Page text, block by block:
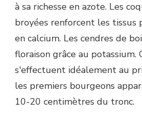
à sa richesse en azote. Les
broyées renforcent les
en calcium. Les cendres de
floraison grâce au potassium.
s'effectuent idéalement au
les premiers bourgeons
10-20 centimètres du tronc.